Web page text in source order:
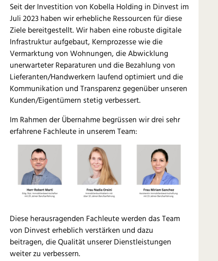
Seit der Investition von Kobella Holding in Dinvest im
Juli 2023 haben wir erhebliche Ressourcen für diese
Ziele bereitgestellt. Wir haben eine robuste digitale
Infrastruktur aufgebaut, Kernprozesse wie die
Vermarktung von Wohnungen, die Abwicklung
unerwarteter Reparaturen und die Bezahlung von
Lieferanten/Handwerkern laufend optimiert und die
Kommunikation und Transparenz gegenüber unseren
Kunden/Eigentümern stetig verbessert.
Im Rahmen der Übernahme begrüssen wir drei sehr
erfahrene Fachleute in unserem Team:
Diese herausragenden Fachleute werden das Team
von Dinvest erheblich verstärken und dazu
beitragen, die Qualität unserer Dienstleistungen
weiter zu verbessern.